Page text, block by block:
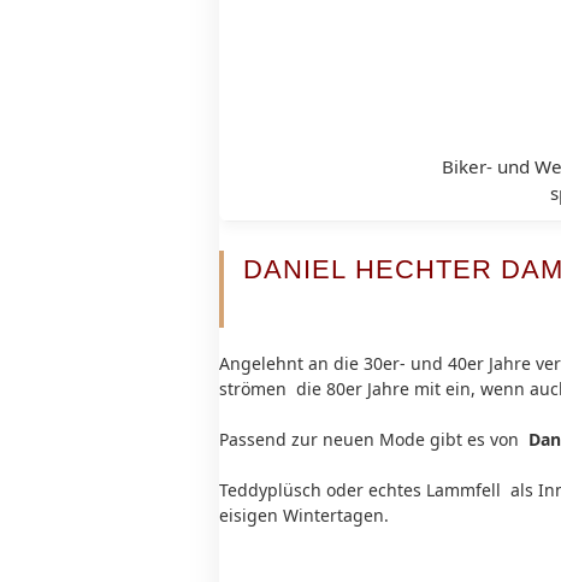
Biker- und
DANIEL HECHTER
Angelehnt an die 30er- und 40er Jahre
strömen die 80er Jahre mit ein, wenn
Passend zur neuen Mode gibt es von
Teddyplüsch oder echtes Lammfell als
eisigen Wintertagen.